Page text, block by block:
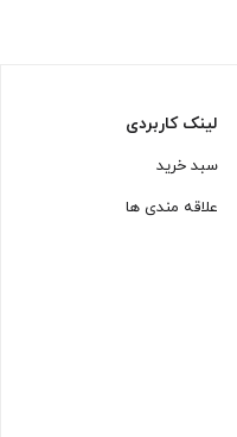
لینک کاربردی
سبد خرید
علاقه مندی ها